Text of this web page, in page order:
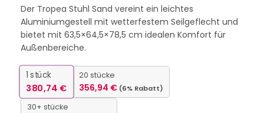
Der Tropea Stuhl Sand vereint ein leichtes
Aluminiumgestell mit wetterfestem Seilgeflecht und
bietet mit 63,5×64,5×78,5 cm idealen Komfort für
Außenbereiche.
1 stück
380,74 €
20 stücke
356,94 € (6% Rabatt)
30+ stücke